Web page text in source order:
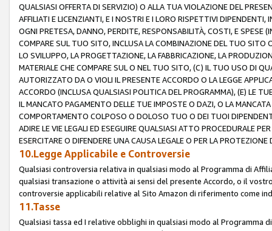
QUALSIASI OFFERTA DI SERVIZIO) O ALLA TUA VIOLAZIONE DEL
AFFILIATI E LICENZIANTI, E I NOSTRI E I LORO RISPETTIVI
OGNI PRETESA, DANNO, PERDITE, RESPONSABILITÀ, COSTI, E SPESE
COMPARE SUL TUO SITO, INCLUSA LA COMBINAZIONE DEL TUO SITO
LO SVILUPPO, LA PROGETTAZIONE, LA FABBRICAZIONE, LA
MATERIALE CHE COMPARE SUL O NEL TUO SITO, (C) IL TUO USO DI
AUTORIZZATO DA O VIOLI IL PRESENTE ACCORDO O LA LEGGE
ACCORDO (INCLUSA QUALSIASI POLITICA DEL PROGRAMMA), (E) LE
IL MANCATO PAGAMENTO DELLE TUE IMPOSTE O DAZI, O LA
COMPORTAMENTO COLPOSO O DOLOSO TUO O DEI TUOI
ADIRE LE VIE LEGALI ED ESEGUIRE QUALSIASI ATTO PROCEDURALE
ESERCITARE O DIFENDERE UNA CAUSA LEGALE O PER LA
10.Legge Applicabile e Controversie
Qualsiasi controversia relativa in qualsiasi modo al Programma di
qualsiasi transazione o attività ai sensi del presente Accordo, o il
controversie applicabili relative al Sito Amazon di riferimento come
11.Tasse
Qualsiasi tassa ed I relative obblighi in qualsiasi modo al